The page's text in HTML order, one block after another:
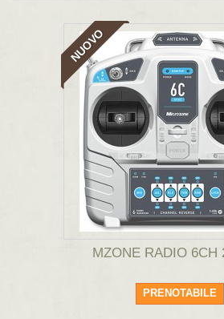
NUOVO
MZONE RADIO 6CH
PRENOTABILE